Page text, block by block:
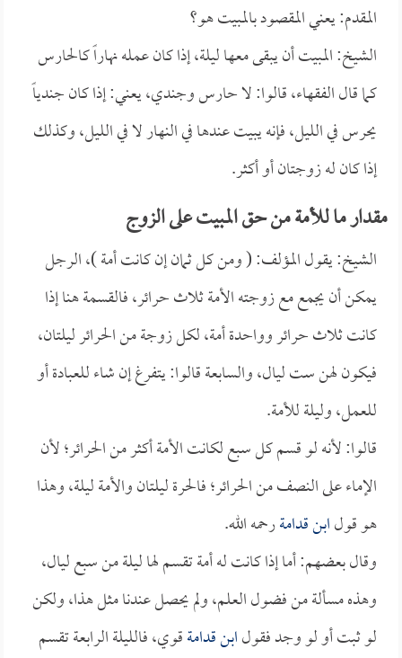
المقدم: يعني المقصود بالمبيت هو؟
الشيخ: المبيت أن يبقى معها ليلة، إذا كان عمله نهاراً كالحارس
كما قال الفقهاء، قالوا: لا حارس وجندي، يعني: إذا كان جندياً
يحرس في الليل، فإنه يبيت عندها في النهار لا في الليل، وكذلك
إذا كان له زوجتان أو أكثر.
مقدار ما للأمة من حق المبيت على الزوج
الشيخ: يقول المؤلف: ( ومن كل ثمان إن كانت أمة )، الرجل
يمكن أن يجمع مع زوجته الأمة ثلاث حرائر، فالقسمة هنا إذا
كانت ثلاث حرائر وواحدة أمة، لكل زوجة من الحرائر ليلتان،
فيكون لهن ست ليال، والسابعة قالوا: يتفرغ إن شاء للعبادة أو
للعمل، وليلة للأمة.
قالوا: لأنه لو قسم كل سبع لكانت الأمة أكثر من الحرائر؛ لأن
الإماء على النصف من الحرائر؛ فالحرة ليلتان والأمة ليلة، وهذا
هو قولابن قدامةرحمه الله.
وقال بعضهم: أما إذا كانت له أمة تقسم لها ليلة من سبع ليال،
وهذه مسألة من فضول العلم، ولم يحصل عندنا مثل هذا، ولكن
لو ثبت أو لو وجد فقولابن قدامةقوي، فالليلة الرابعة تقسم